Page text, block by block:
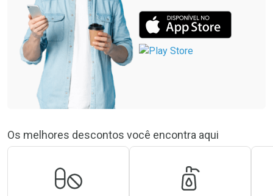
Os melhores descontos você encontra aqui